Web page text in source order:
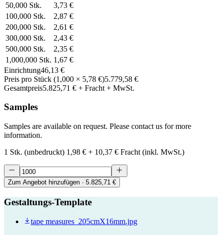
50,000 Stk.
3,73 €
100,000 Stk.
2,87 €
200,000 Stk.
2,61 €
300,000 Stk.
2,43 €
500,000 Stk.
2,35 €
1,000,000 Stk. 1,67 €
Einrichtung46,13 €
Preis pro Stück (1,000 × 5,78 €)5.779,58 €
Gesamtpreis5.825,71 € + Fracht + MwSt.
Samples
Samples are available on request. Please contact us for more
information.
1 Stk. (unbedruckt) 1,98 € + 10,37 € Fracht (inkl. MwSt.)
Zum Angebot hinzufügen · 5.825,71 €
Gestaltungs-Template
tape measures_205cmX16mm.jpg